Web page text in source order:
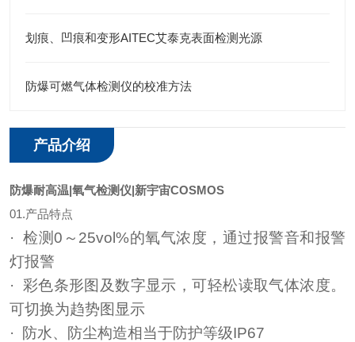
划痕、凹痕和变形AITEC艾泰克表面检测光源
防爆可燃气体检测仪的校准方法
产品介绍
防爆耐高温|氧气检测仪|新宇宙COSMOS
01.产品特点
· 检测0～25vol%的氧气浓度，通过报警音和报警
灯报警
· 彩色条形图及数字显示，可轻松读取气体浓度。
可切换为趋势图显示
· 防水、防尘构造相当于防护等级IP67